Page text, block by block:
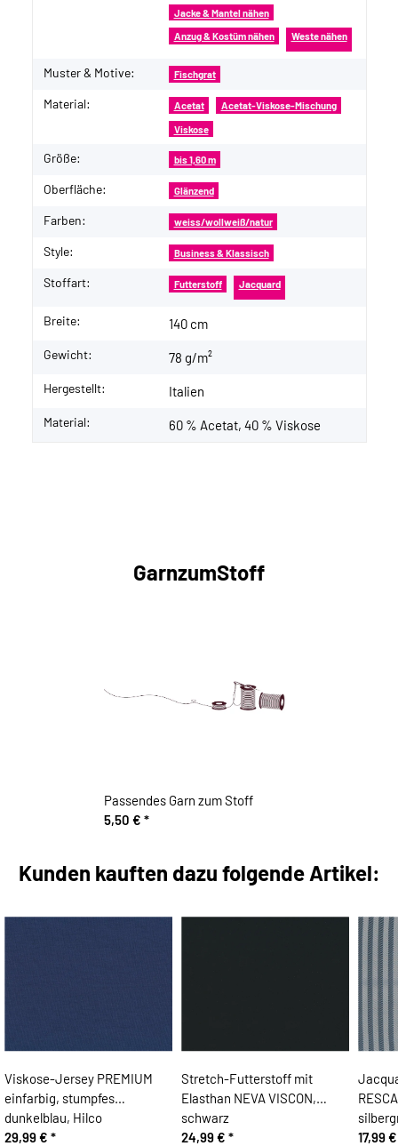
Jacke & Mantel nähen
Anzug & Kostüm nähen Weste nähen
Muster & Motive: Fischgrat
Material: Acetat Acetat-Viskose-Mischung
Viskose
Größe: bis 1,60 m
Oberfläche: Glänzend
Farben: weiss/wollweiß/natur
Style: Business & Klassisch
Stoffart: Futterstoff Jacquard
Breite: 140 cm
Gewicht: 78 g/m²
Hergestellt: Italien
Material: 60 % Acetat, 40 % Viskose
GarnzumStoff
Passendes Garn zum Stoff
5,50 € *
Kunden kauften dazu folgende Artikel:
Viskose-Jersey PREMIUM
einfarbig, stumpfes
dunkelblau, Hilco
29,99 € *
Stretch-Futterstoff mit
Elasthan NEVA VISCON,
schwarz
24,99 € *
17,99